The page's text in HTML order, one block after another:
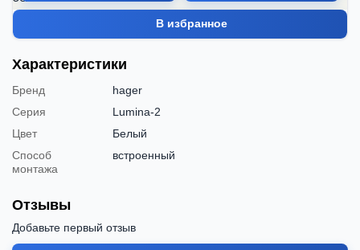
В избранное
Характеристики
Бренд
hager
Серия
Lumina-2
Цвет
Белый
Способ
монтажа
встроенный
Отзывы
Добавьте первый отзыв